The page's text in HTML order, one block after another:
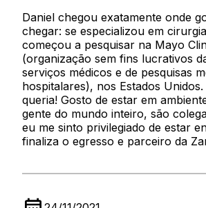
Daniel chegou exatamente onde
chegar: se especializou em
começou a pesquisar na Mayo
(organização sem fins lucrativos
serviços médicos e de pesquisas
hospitalares), nos Estados
queria! Gosto de estar em
gente do mundo inteiro, são
eu me sinto privilegiado de estar
finaliza o egresso e parceiro da